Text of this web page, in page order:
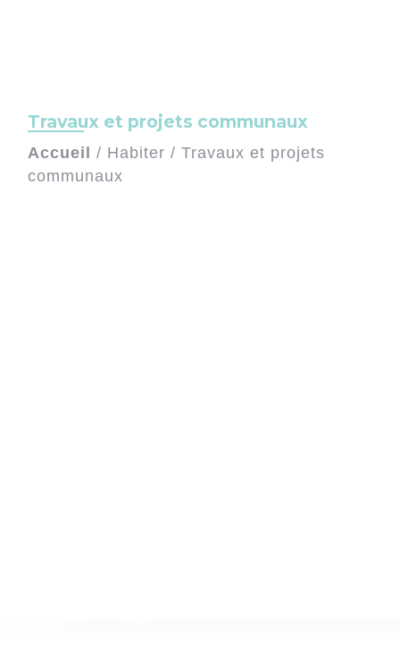
Travaux et projets communaux
Accueil / Habiter / Travaux et projets
communaux